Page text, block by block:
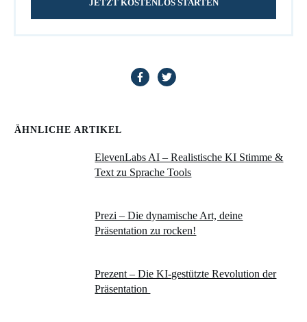
JETZT KOSTENLOS STARTEN
ÄHNLICHE ARTIKEL
ElevenLabs AI – Realistische KI Stimme &
Text zu Sprache Tools
Prezi – Die dynamische Art, deine
Präsentation zu rocken!
Prezent – Die KI-gestützte Revolution der
Präsentation